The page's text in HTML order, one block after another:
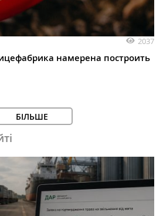
2037
намерена построить
БІЛЬШЕ